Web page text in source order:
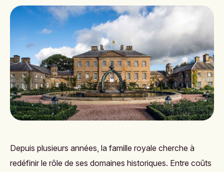
Depuis plusieurs années, la famille royale cherche à
redéfinir le rôle de ses domaines historiques. Entre coûts